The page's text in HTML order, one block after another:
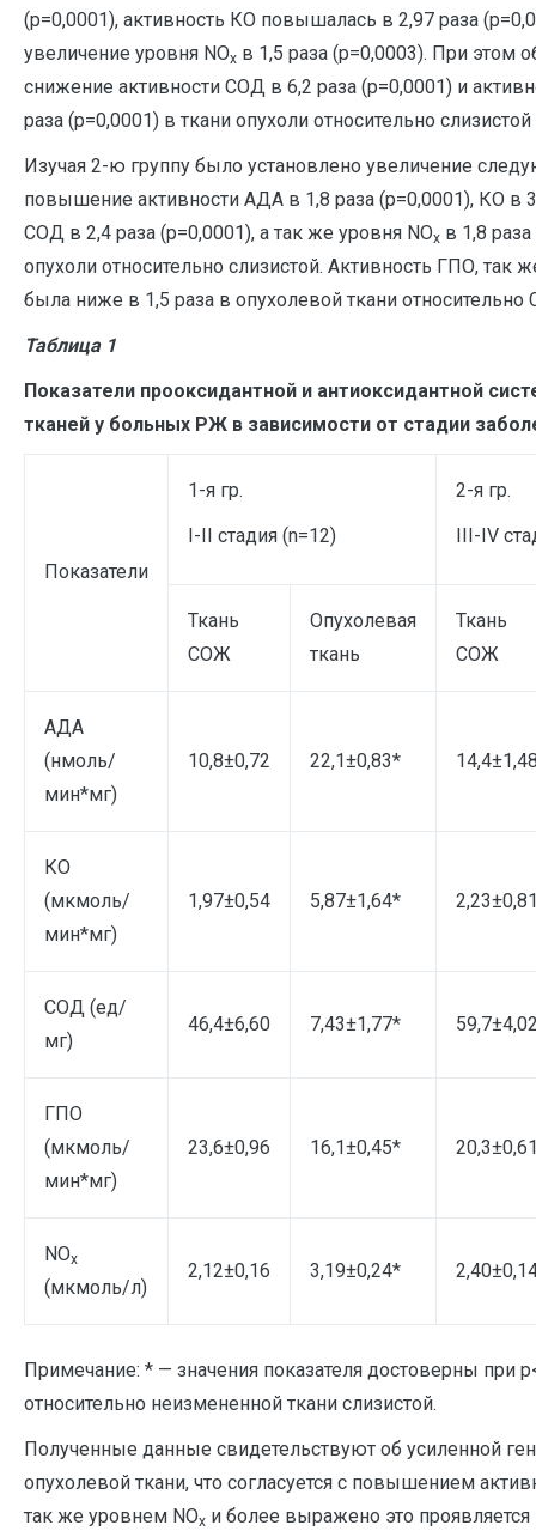
(р=0,0001), активность КО повышалась в 2,97 раза
увеличение уровня NOx в 1,5 раза (р=0,0003). При этом
снижение активности СОД в 6,2 раза (р=0,0001) и
раза (р=0,0001) в ткани опухоли относительно
Изучая 2-ю группу было установлено увеличение
повышение активности АДА в 1,8 раза (р=0,0001), КО в
СОД в 2,4 раза (р=0,0001), а так же уровня NOx в 1,8
опухоли относительно слизистой. Активность ГПО, так
была ниже в 1,5 раза в опухолевой ткани
Таблица1
Показатели прооксидантной и антиоксидантной
тканей у больных РЖ в зависимости от стадии
Показатели
1-я гр.
I-II стадия (n=12)
2-я гр.
III-IV
Ткань
СОЖ
Опухолевая
ткань
Ткань
СОЖ
АДА
(нмоль/
мин*мг)
10,8±0,72 22,1±0,83*
КО
(мкмоль/
мин*мг)
1,97±0,54 5,87±1,64*
СОД (ед/
мг)
46,4±6,60 7,43±1,77*
ГПО
(мкмоль/
мин*мг)
23,6±0,96 16,1±0,45*
NOx
(мкмоль/л)
2,12±0,16 3,19±0,24*
Примечание: * — значения показателя достоверны при
относительно неизмененной ткани слизистой.
Полученные данные свидетельствуют об усиленной
опухолевой ткани, что согласуется с повышением
так же уровнем NOx и более выражено это